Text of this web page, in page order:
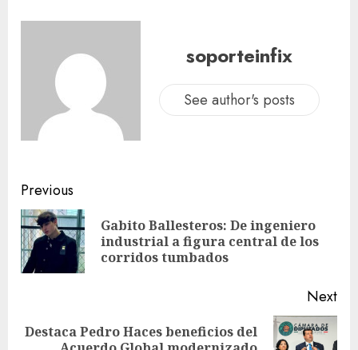
soporteinfix
See author's posts
Previous
Gabito Ballesteros: De ingeniero
industrial a figura central de los
corridos tumbados
Next
Destaca Pedro Haces beneficios del